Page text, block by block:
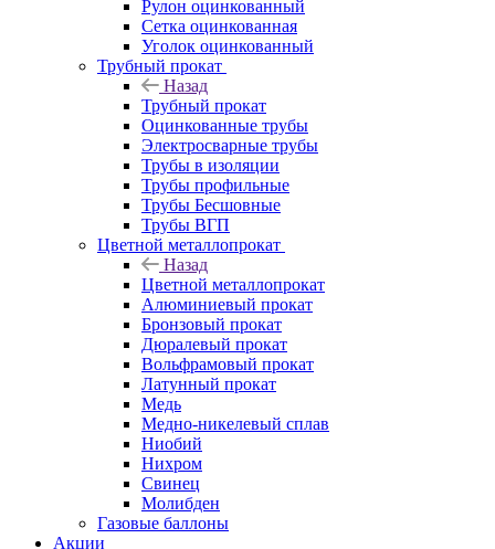
Рулон оцинкованный
Сетка оцинкованная
Уголок оцинкованный
Трубный прокат
Назад
Трубный прокат
Оцинкованные трубы
Электросварные трубы
Трубы в изоляции
Трубы профильные
Трубы Бесшовные
Трубы ВГП
Цветной металлопрокат
Назад
Цветной металлопрокат
Алюминиевый прокат
Бронзовый прокат
Дюралевый прокат
Вольфрамовый прокат
Латунный прокат
Медь
Медно-никелевый сплав
Ниобий
Нихром
Свинец
Молибден
Газовые баллоны
Акции